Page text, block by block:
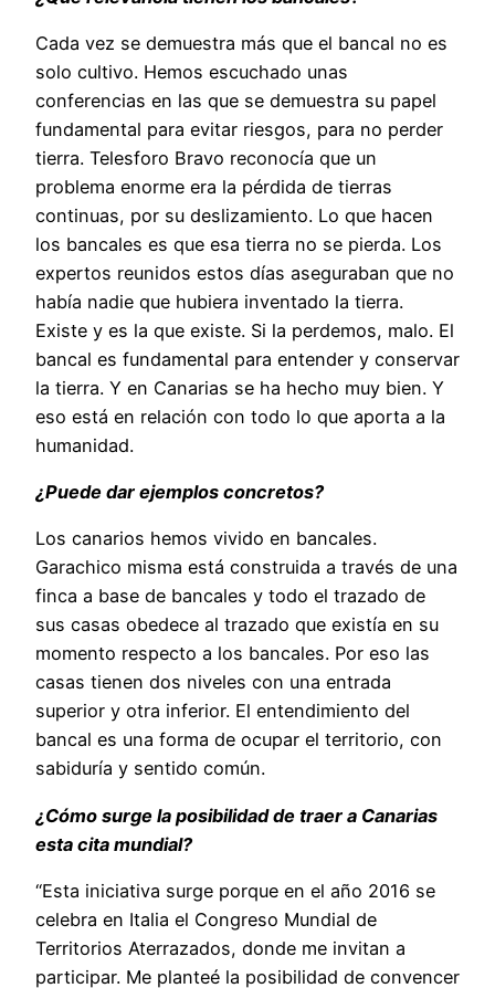
Cada vez se demuestra más que el bancal no es
solo cultivo. Hemos escuchado unas
conferencias en las que se demuestra su papel
fundamental para evitar riesgos, para no perder
tierra. Telesforo Bravo reconocía que un
problema enorme era la pérdida de tierras
continuas, por su deslizamiento. Lo que hacen
los bancales es que esa tierra no se pierda. Los
expertos reunidos estos días aseguraban que no
había nadie que hubiera inventado la tierra.
Existe y es la que existe. Si la perdemos, malo. El
bancal es fundamental para entender y conservar
la tierra. Y en Canarias se ha hecho muy bien. Y
eso está en relación con todo lo que aporta a la
humanidad.
¿Puede dar ejemplos concretos?
Los canarios hemos vivido en bancales.
Garachico misma está construida a través de una
finca a base de bancales y todo el trazado de
sus casas obedece al trazado que existía en su
momento respecto a los bancales. Por eso las
casas tienen dos niveles con una entrada
superior y otra inferior. El entendimiento del
bancal es una forma de ocupar el territorio, con
sabiduría y sentido común.
¿Cómo surge la posibilidad de traer a Canarias
esta cita mundial?
“Esta iniciativa surge porque en el año 2016 se
celebra en Italia el Congreso Mundial de
Territorios Aterrazados, donde me invitan a
participar. Me planteé la posibilidad de convencer